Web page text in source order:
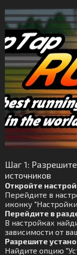
Шаг 1:
источников
Откройте
Перейдите в
иконку
Перейдите в
В настройках
зависимости от
Разрешите
Найдите опцию